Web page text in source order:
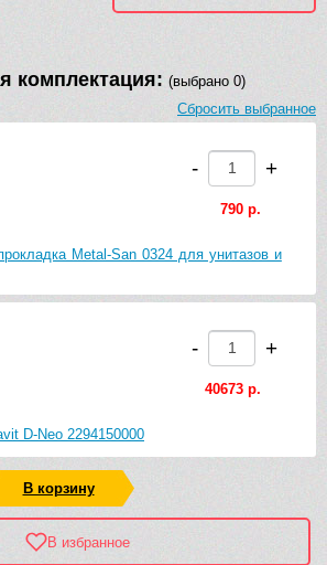
комплектация: (выбрано 0)
Сбросить выбранное
Metal-San 0324 для унитазов и
- +
790 р.
D-Neo 2294150000
- +
40673 р.
В корзину
В избранное